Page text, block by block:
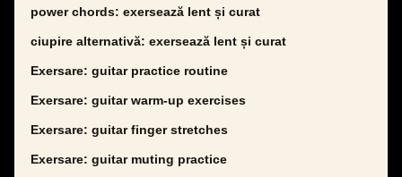
power chords: exersează lent și curat
ciupire alternativă: exersează lent și curat
Exersare: guitar practice routine
Exersare: guitar warm-up exercises
Exersare: guitar finger stretches
Exersare: guitar muting practice